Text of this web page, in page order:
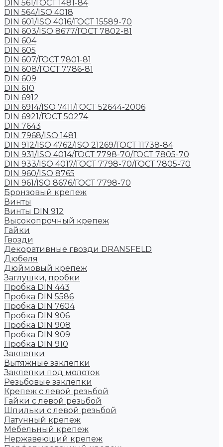
DIN 561/ГОСТ 1481-84
DIN 564/ISO 4018
DIN 601/ISO 4016/ГОСТ 15589-70
DIN 603/ISO 8677/ГОСТ 7802-81
DIN 604
DIN 605
DIN 607/ГОСТ 7801-81
DIN 608/ГОСТ 7786-81
DIN 609
DIN 610
DIN 6912
DIN 6914/ISO 7411/ГОСТ 52644-2006
DIN 6921/ГОСТ 50274
DIN 7643
DIN 7968/ISO 1481
DIN 912/ISO 4762/ISO 21269/ГОСТ 11738-84
DIN 931/ISO 4014/ГОСТ 7798-70/ГОСТ 7805-70
DIN 933/ISO 4017/ГОСТ 7798-70/ГОСТ 7805-70
DIN 960/ISO 8765
DIN 961/ISO 8676/ГОСТ 7798-70
Бронзовый крепеж
Винты
Винты DIN 912
Высокопрочный крепеж
Гайки
Гвозди
Декоративные гвозди DRANSFELD
Дюбеля
Дюймовый крепеж
Заглушки, пробки
Пробка DIN 443
Пробка DIN 5586
Пробка DIN 7604
Пробка DIN 906
Пробка DIN 908
Пробка DIN 909
Пробка DIN 910
Заклепки
Вытяжные заклепки
Заклепки под молоток
Резьбовые заклепки
Крепеж с левой резьбой
Гайки с левой резьбой
Шпильки с левой резьбой
Латунный крепеж
Мебельный крепеж
Нержавеющий крепеж